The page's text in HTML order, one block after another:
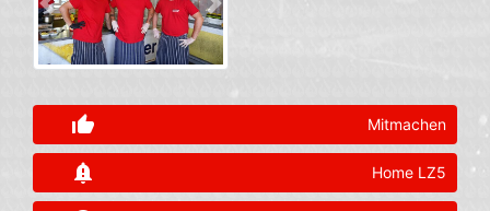
Previous Next
thumb_up_alt Mitmachen
notification_important Home LZ5